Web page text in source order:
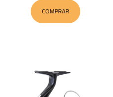
COMPRAR